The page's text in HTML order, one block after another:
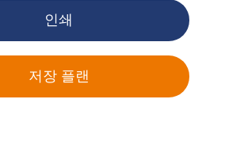
인쇄
저장 플랜